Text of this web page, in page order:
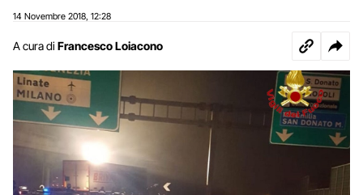
14 Novembre 2018 12:28
A cura di Francesco Loiacono